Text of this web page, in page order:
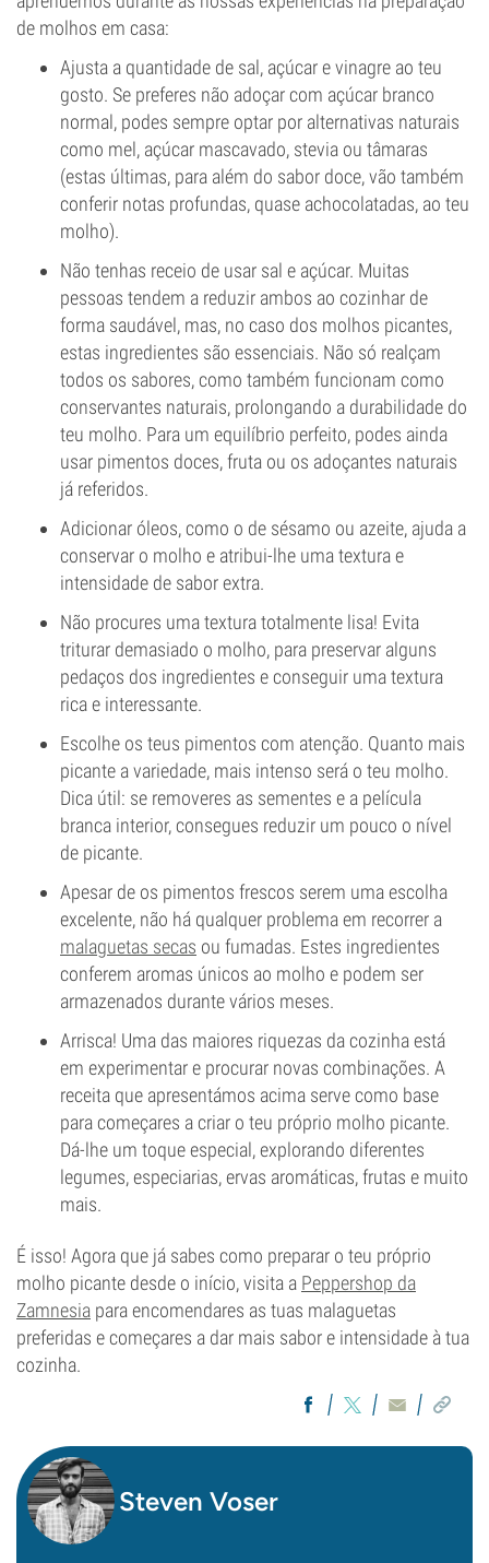
de molhos em casa:
Ajusta a quantidade de sal, açúcar e vinagre ao teu
gosto. Se preferes não adoçar com açúcar branco
normal, podes sempre optar por alternativas naturais
como mel, açúcar mascavado, stevia ou tâmaras
(estas últimas, para além do sabor doce, vão também
conferir notas profundas, quase achocolatadas, ao teu
molho).
Não tenhas receio de usar sal e açúcar. Muitas
pessoas tendem a reduzir ambos ao cozinhar de
forma saudável, mas, no caso dos molhos picantes,
estas ingredientes são essenciais. Não só realçam
todos os sabores, como também funcionam como
conservantes naturais, prolongando a durabilidade do
teu molho. Para um equilíbrio perfeito, podes ainda
usar pimentos doces, fruta ou os adoçantes naturais
já referidos.
Adicionar óleos, como o de sésamo ou azeite, ajuda a
conservar o molho e atribui-lhe uma textura e
intensidade de sabor extra.
Não procures uma textura totalmente lisa! Evita
triturar demasiado o molho, para preservar alguns
pedaços dos ingredientes e conseguir uma textura
rica e interessante.
Escolhe os teus pimentos com atenção. Quanto mais
picante a variedade, mais intenso será o teu molho.
Dica útil: se removeres as sementes e a película
branca interior, consegues reduzir um pouco o nível
de picante.
Apesar de os pimentos frescos serem uma escolha
excelente, não há qualquer problema em recorrer a
malaguetas secas ou fumadas. Estes ingredientes
conferem aromas únicos ao molho e podem ser
armazenados durante vários meses.
Arrisca! Uma das maiores riquezas da cozinha está
em experimentar e procurar novas combinações. A
receita que apresentámos acima serve como base
para começares a criar o teu próprio molho picante.
Dá-lhe um toque especial, explorando diferentes
legumes, especiarias, ervas aromáticas, frutas e muito
mais.
É isso! Agora que já sabes como preparar o teu próprio
molho picante desde o início, visita a Peppershop da
Zamnesia para encomendares as tuas malaguetas
preferidas e começares a dar mais sabor e intensidade à tua
cozinha.
Steven Voser